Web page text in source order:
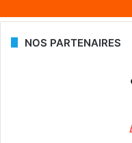
NOS PARTENAIRES